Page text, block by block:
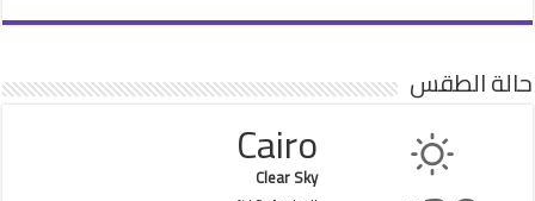
حالة الطقس
Cairo
Clear Sky